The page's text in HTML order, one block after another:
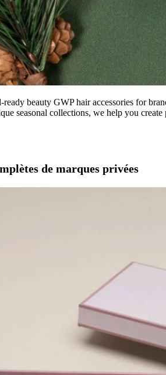
ready beauty GWP hair accessories for
seasonal collections, we help you
de marques privées